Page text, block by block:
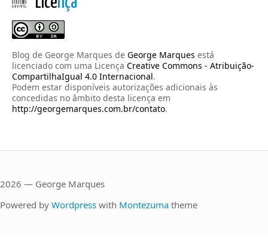
Blog de George Marques de George Marques está
licenciado com uma Licença Creative Commons - Atribuição-
CompartilhaIgual 4.0 Internacional.
Podem estar disponíveis autorizações adicionais às
concedidas no âmbito desta licença em
http://georgemarques.com.br/contato.
2026 — George Marques
Powered by Wordpress with Montezuma theme